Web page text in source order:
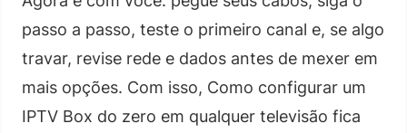
passo a passo, teste o primeiro canal e, se algo
travar, revise rede e dados antes de mexer em
mais opções. Com isso, Como configurar um
IPTV Box do zero em qualquer televisão fica